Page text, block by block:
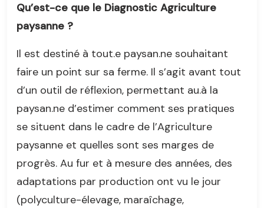
Qu’est-ce que le Diagnostic Agriculture
paysanne ?
Il est destiné à tout.e paysan.ne souhaitant
faire un point sur sa ferme. Il s’agit avant tout
d’un outil de réflexion, permettant au.à la
paysan.ne d’estimer comment ses pratiques
se situent dans le cadre de l’Agriculture
paysanne et quelles sont ses marges de
progrès. Au fur et à mesure des années, des
adaptations par production ont vu le jour
(polyculture-élevage, maraîchage,